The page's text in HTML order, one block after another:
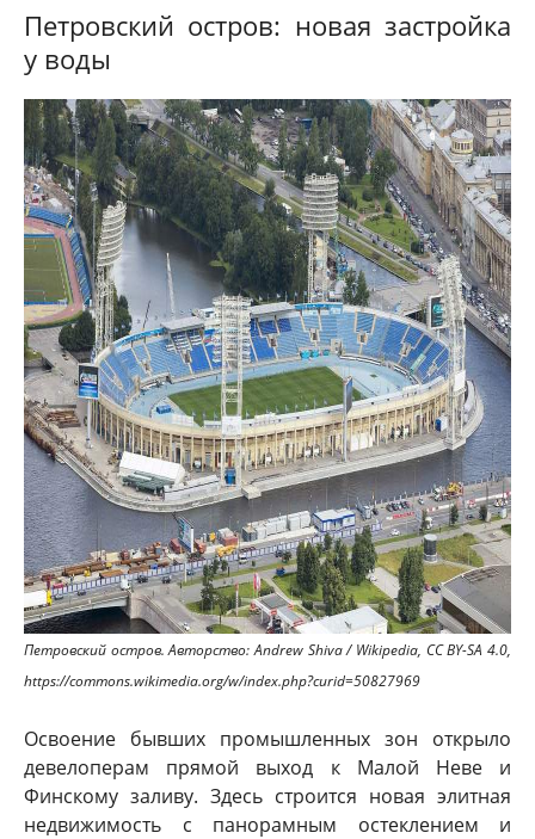
Петровский остров: новая застройка
у воды
Петровский остров. Авторство: Andrew Shiva / Wikipedia, CC BY-SA 4.0,
https://commons.wikimedia.org/w/index.php?curid=50827969
Освоение бывших промышленных зон открыло
девелоперам прямой выход к Малой Неве и
Финскому заливу. Здесь строится новая элитная
недвижимость с панорамным остеклением и